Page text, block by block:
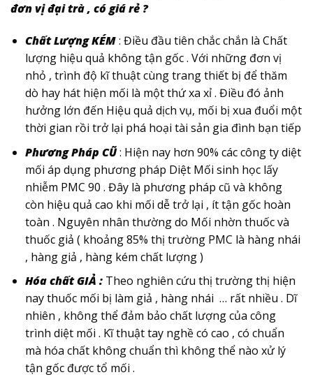
đơn vị đại trà , có giá rẻ ?
Chất Lượng KÉM: Điều đầu tiên chắc chắn là Chất
lượng hiệu quả không tận gốc . Với những đơn vị
nhỏ , trình độ kĩ thuật cùng trang thiết bị để thăm
dò hay hát hiện mối là một thứ xa xỉ . Điều đó ảnh
hưởng lớn đến Hiệu quả dịch vụ, mối bị xua đuổi một
thời gian rồi trở lại phá hoại tài sản gia đình bạn tiếp
Phương Pháp CŨ: Hiện nay hơn 90% các công ty diệt
mối áp dụng phương pháp Diệt Mối sinh học lấy
nhiễm PMC 90 . Đây là phương pháp cũ và không
còn hiệu quả cao khi mối dễ trở lại , ít tận gốc hoàn
toàn . Nguyên nhân thường do Mối nhờn thuốc và
thuốc giả ( khoảng 85% thị trường PMC là hàng nhái
, hàng giả , hàng kém chất lượng )
Hóa chất GIẢ :Theo nghiên cứu thị trường thị hiện
nay thuốc mối bị làm giả , hàng nhái … rất nhiều . Dĩ
nhiên , không thể đảm bảo chất lượng của công
trình diệt mối . Kĩ thuật tay nghề có cao , có chuẩn
mà hóa chất không chuẩn thì không thể nào xử lý
tận gốc được tổ mối .